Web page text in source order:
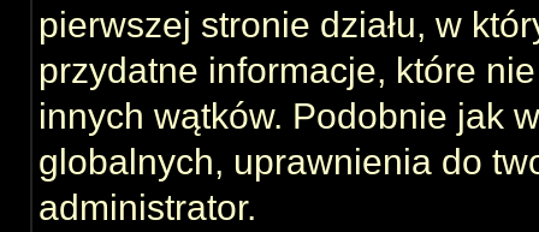
pierwszej stronie działu, w
przydatne informacje, które
innych wątków. Podobnie jak
globalnych, uprawnienia do
administrator.